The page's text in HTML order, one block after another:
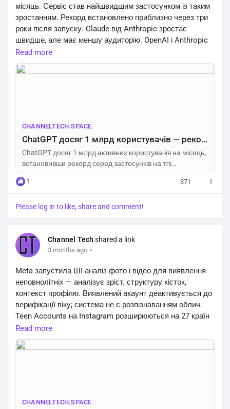
місяць. Сервіс став найшвидшим застосунком із таким
зростанням. Рекорд встановлено приблизно через три
роки після запуску. Claude від Anthropic зростає
швидше, але має меншу аудиторію. OpenAI і Anthropic
готуються до можливих IPO.
https://channeltech.space/ai/chatgpt-1-billion-users/
Read more
CHANNELTECH.SPACE
ChatGPT досяг 1 млрд користувачів — рекорд зростання – Channel Tech
ChatGPT досяг 1 млрд активних користувачів на місяць,
встановивши рекорд серед застосунків на тлі
конкуренції з Anthropic.
1 371 1
Please log in to like, share and comment!
Channel Tech shared a link
3 months ago ·
Meta запустила ШІ-аналіз фото і відео для виявлення
неповнолітніх — аналізує зріст, структуру кісток,
контекст профілю. Виявлений акаунт деактивується до
верифікації віку; система не є розпізнаванням облич.
Teen Accounts на Instagram розширюються на 27 країн
ЄС і Бразилію; вперше запускаються на Facebook у
США. Анонс відбувся після штрафу $375 млн від суду
Нью-Мексико за небезпеку платформ для дітей.
Read more
CHANNELTECH.SPACE